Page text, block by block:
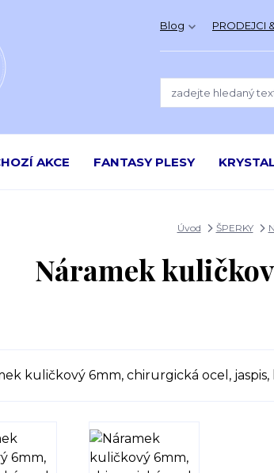
Blog PRODEJCI
AKCE FANTASY PLESY
Úvod ŠPERKY
Náramek